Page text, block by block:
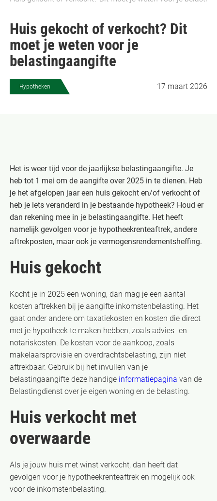
Huis gekocht of verkocht? Dit
moet je weten voor je
belastingaangifte
Hypotheken 17 maart 2026
Het is weer tijd voor de jaarlijkse belastingaangifte. Je
heb tot 1 mei om de aangifte over 2025 in te dienen. Heb
je het afgelopen jaar een huis gekocht en/of verkocht of
heb je iets veranderd in je bestaande hypotheek? Houd er
dan rekening mee in je belastingaangifte. Het heeft
namelijk gevolgen voor je hypotheekrenteaftrek, andere
aftrekposten, maar ook je vermogensrendementsheffing.
Huis gekocht
Kocht je in 2025 een woning, dan mag je een aantal
kosten aftrekken bij je aangifte inkomstenbelasting. Het
gaat onder andere om taxatiekosten en kosten die direct
met je hypotheek te maken hebben, zoals advies- en
notariskosten. De kosten voor de aankoop, zoals
makelaarsprovisie en overdrachtsbelasting, zijn níet
aftrekbaar. Gebruik bij het invullen van je
belastingaangifte deze handige informatiepagina van de
Belastingdienst over je eigen woning en de belasting.
Huis verkocht met
overwaarde
Als je jouw huis met winst verkocht, dan heeft dat
gevolgen voor je hypotheekrenteaftrek en mogelijk ook
voor de inkomstenbelasting.